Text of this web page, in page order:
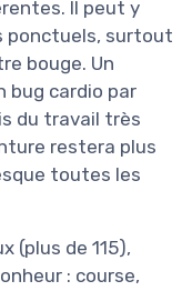
Il peut y
ponctuels, surtout
bouge. Un
bug cardio par
du travail très
restera plus
toutes les
(plus de 115),
: course,